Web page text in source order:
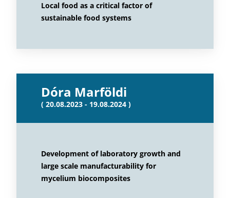
Local food as a critical factor of
sustainable food systems
Dóra Marföldi
( 20.08.2023 - 19.08.2024 )
Development of laboratory growth and
large scale manufacturability for
mycelium biocomposites